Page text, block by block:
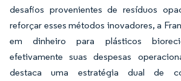
desafios provenientes de resíduos
reforçar esses métodos inovadores, a
em dinheiro para plásticos
efetivamente suas despesas
destaca uma estratégia dual de